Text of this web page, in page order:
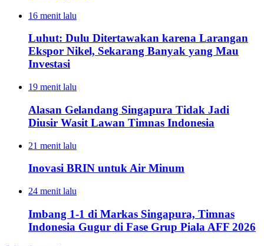
16 menit lalu
Luhut: Dulu Ditertawakan karena Larangan
Ekspor Nikel, Sekarang Banyak yang Mau
Investasi
19 menit lalu
Alasan Gelandang Singapura Tidak Jadi
Diusir Wasit Lawan Timnas Indonesia
21 menit lalu
Inovasi BRIN untuk Air Minum
24 menit lalu
Imbang 1-1 di Markas Singapura, Timnas
Indonesia Gugur di Fase Grup Piala AFF 2026